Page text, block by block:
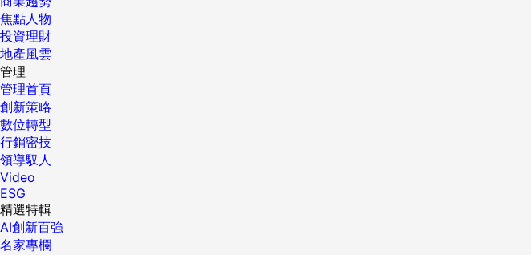
焦點人物
投資理財
地產風雲
管理
管理首頁
創新策略
數位轉型
行銷密技
領導馭人
Video
ESG
精選特輯
AI創新百強
名家專欄